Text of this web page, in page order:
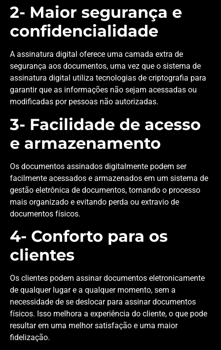
2- Maior segurança e
confidencialidade
A assinatura digital oferece uma camada extra de
segurança aos documentos, uma vez que o sistema de
assinatura digital utiliza tecnologias de criptografia para
garantir que as informações não sejam acessadas ou
modificadas por pessoas não autorizadas.
3- Facilidade de acesso
e armazenamento
Os documentos assinados digitalmente podem ser
facilmente acessados e armazenados em um sistema de
gestão eletrônica de documentos, tornando o processo
mais organizado e evitando perda ou extravio de
documentos físicos.
4- Conforto para os
clientes
Os clientes podem assinar documentos eletronicamente
de qualquer lugar e a qualquer momento, sem a
necessidade de se deslocar para assinar documentos
físicos. Isso melhora a experiência do cliente, o que pode
resultar em uma melhor satisfação e uma maior
fidelização.